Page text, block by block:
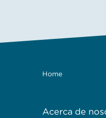
Home
Acerca de